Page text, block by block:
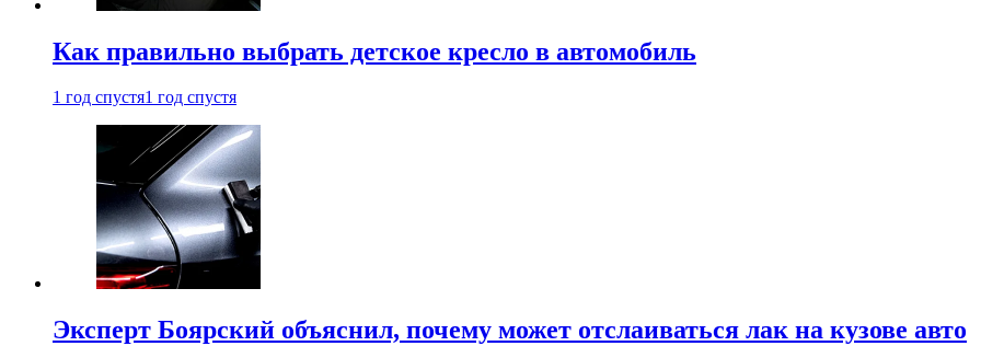
Как правильно выбрать детское кресло в автомобиль
1 год спустя1 год спустя
Эксперт Боярский объяснил, почему может отслаиваться лак на кузове авто